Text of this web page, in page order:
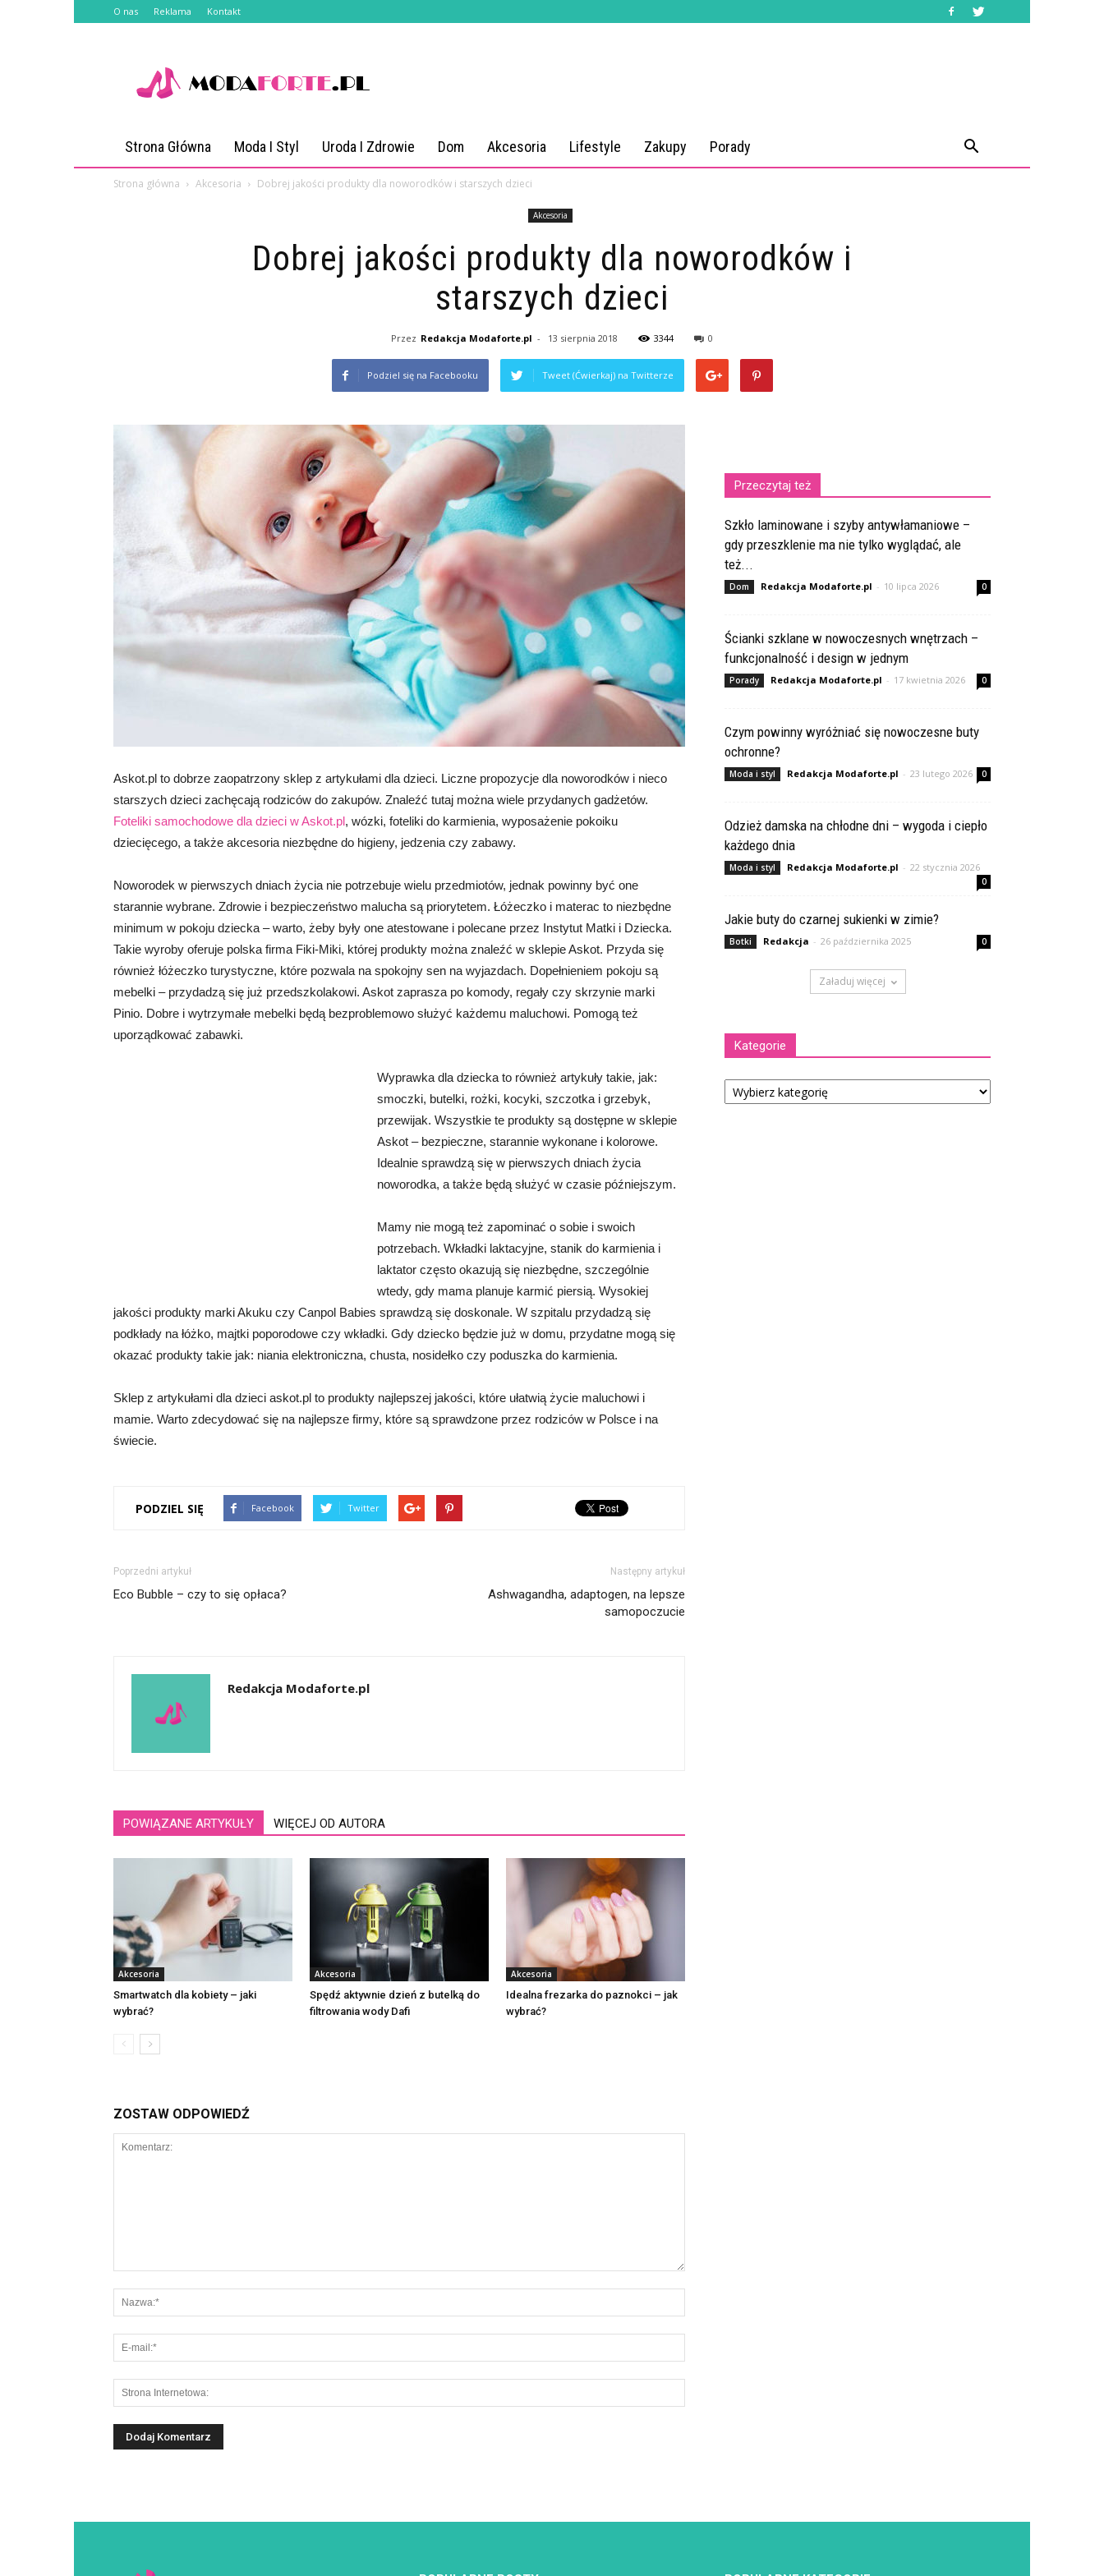
O nas Reklama Kontakt
Strona Główna Moda I Styl Uroda I Zdrowie Dom Akcesoria Lifestyle Zakupy Porady
Strona główna Akcesoria Dobrej jakości produkty dla noworodków i starszych dzieci
Akcesoria
Dobrej jakości produkty dla noworodków i
starszych dzieci
Przez Redakcja Modaforte.pl - 13 sierpnia 2018 3344 0
Podziel się na Facebooku Tweet (Ćwierkaj) na Twitterze
Askot.pl to dobrze zaopatrzony sklep z artykułami dla dzieci. Liczne propozycje dla noworodków i nieco
starszych dzieci zachęcają rodziców do zakupów. Znaleźć tutaj można wiele przydanych gadżetów.
Foteliki samochodowe dla dzieci w Askot.pl, wózki, foteliki do karmienia, wyposażenie pokoiku
dziecięcego, a także akcesoria niezbędne do higieny, jedzenia czy zabawy.
Noworodek w pierwszych dniach życia nie potrzebuje wielu przedmiotów, jednak powinny być one
starannie wybrane. Zdrowie i bezpieczeństwo malucha są priorytetem. Łóżeczko i materac to niezbędne
minimum w pokoju dziecka – warto, żeby były one atestowane i polecane przez Instytut Matki i Dziecka.
Takie wyroby oferuje polska firma Fiki-Miki, której produkty można znaleźć w sklepie Askot. Przyda się
również łóżeczko turystyczne, które pozwala na spokojny sen na wyjazdach. Dopełnieniem pokoju są
mebelki – przydadzą się już przedszkolakowi. Askot zaprasza po komody, regały czy skrzynie marki
Pinio. Dobre i wytrzymałe mebelki będą bezproblemowo służyć każdemu maluchowi. Pomogą też
uporządkować zabawki.
Wyprawka dla dziecka to również artykuły takie, jak:
smoczki, butelki, rożki, kocyki, szczotka i grzebyk,
przewijak. Wszystkie te produkty są dostępne w sklepie
Askot – bezpieczne, starannie wykonane i kolorowe.
Idealnie sprawdzą się w pierwszych dniach życia
noworodka, a także będą służyć w czasie późniejszym.
Mamy nie mogą też zapominać o sobie i swoich
potrzebach. Wkładki laktacyjne, stanik do karmienia i
laktator często okazują się niezbędne, szczególnie
wtedy, gdy mama planuje karmić piersią. Wysokiej
jakości produkty marki Akuku czy Canpol Babies sprawdzą się doskonale. W szpitalu przydadzą się
podkłady na łóżko, majtki poporodowe czy wkładki. Gdy dziecko będzie już w domu, przydatne mogą się
okazać produkty takie jak: niania elektroniczna, chusta, nosidełko czy poduszka do karmienia.
Sklep z artykułami dla dzieci askot.pl to produkty najlepszej jakości, które ułatwią życie maluchowi i
mamie. Warto zdecydować się na najlepsze firmy, które są sprawdzone przez rodziców w Polsce i na
świecie.
PODZIEL SIĘ Facebook Twitter
Poprzedni artykuł
Eco Bubble – czy to się opłaca?
Następny artykuł
Ashwagandha, adaptogen, na lepsze
samopoczucie
Redakcja Modaforte.pl
POWIĄZANE ARTYKUŁY WIĘCEJ OD AUTORA
Akcesoria
Smartwatch dla kobiety – jaki
wybrać?
Akcesoria
Spędź aktywnie dzień z butelką do
filtrowania wody Dafi
Akcesoria
Idealna frezarka do paznokci – jak
wybrać?
ZOSTAW ODPOWIEDŹ
Przeczytaj też
Szkło laminowane i szyby antywłamaniowe –
gdy przeszklenie ma nie tylko wyglądać, ale
też...
Dom Redakcja Modaforte.pl - 10 lipca 2026 0
Ścianki szklane w nowoczesnych wnętrzach –
funkcjonalność i design w jednym
Porady Redakcja Modaforte.pl - 17 kwietnia 2026 0
Czym powinny wyróżniać się nowoczesne buty
ochronne?
Moda i styl Redakcja Modaforte.pl - 23 lutego 2026 0
Odzież damska na chłodne dni – wygoda i ciepło
każdego dnia
Moda i styl Redakcja Modaforte.pl - 22 stycznia 2026
0
Jakie buty do czarnej sukienki w zimie?
Botki Redakcja - 26 października 2025 0
Załaduj więcej
Kategorie
Kategorie